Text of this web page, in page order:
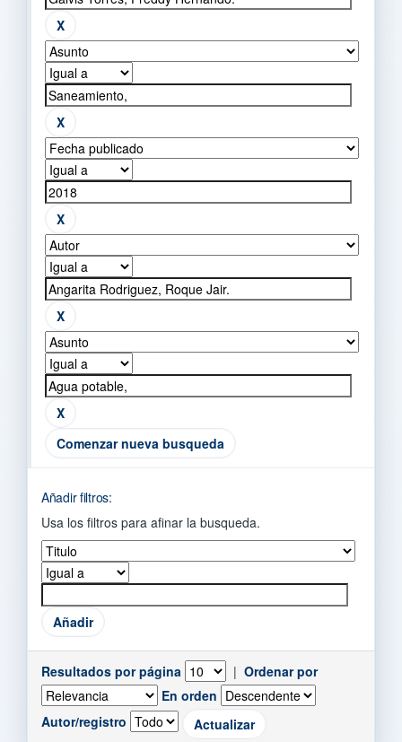
Comenzar nueva busqueda
Añadir filtros:
Usa los filtros para afinar la busqueda.
Resultados por página | Ordenar por
En orden
Autor/registro